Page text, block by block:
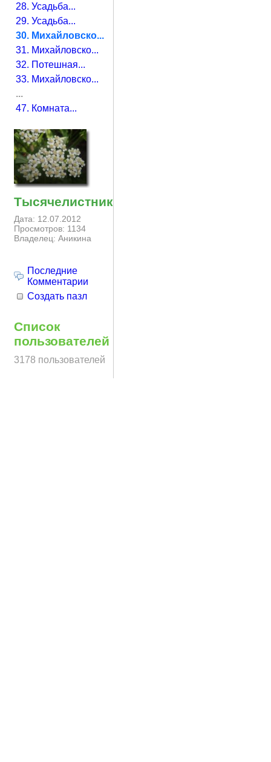
28. Усадьба...
29. Усадьба...
30. Михайловско...
31. Михайловско...
32. Потешная...
33. Михайловско...
...
47. Комната...
Тысячелистник
Дата: 12.07.2012
Просмотров: 1134
Владелец: Аникина
Последние
Комментарии
Создать пазл
Список
пользователей
3178 пользователей